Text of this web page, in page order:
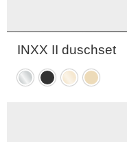
INXX II duschset
KromMattsvart
PoleradBorstad